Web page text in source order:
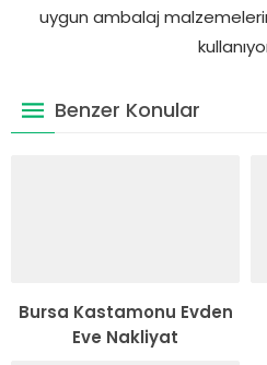
uygun ambalaj
Benzer Konular
Bursa Kastamonu Evden
Eve Nakliyat